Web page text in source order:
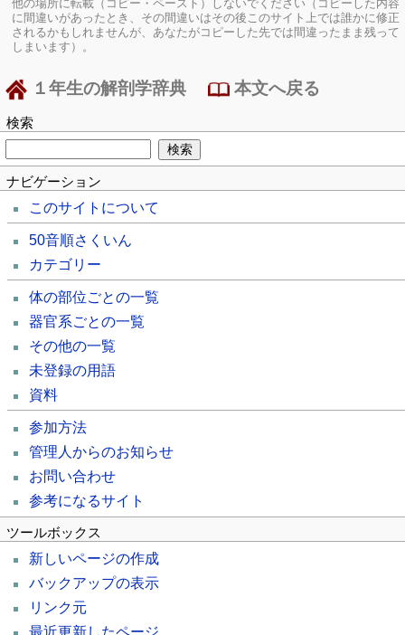
他の場所に転載（コピー・ペースト）しないでください（コピーした内容
に間違いがあったとき、その間違いはその後このサイト上では誰かに修正
されるかもしれませんが、あなたがコピーした先では間違ったまま残って
しまいます）。
１年生の解剖学辞典 本文へ戻る
検索
ナビゲーション
このサイトについて
50音順さくいん
カテゴリー
体の部位ごとの一覧
器官系ごとの一覧
その他の一覧
未登録の用語
資料
参加方法
管理人からのお知らせ
お問い合わせ
参考になるサイト
ツールボックス
新しいページの作成
バックアップの表示
リンク元